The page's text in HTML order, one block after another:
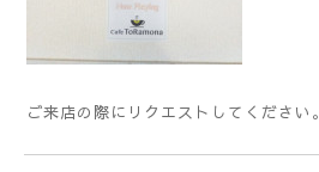
ご来店の際にリクエストしてください。